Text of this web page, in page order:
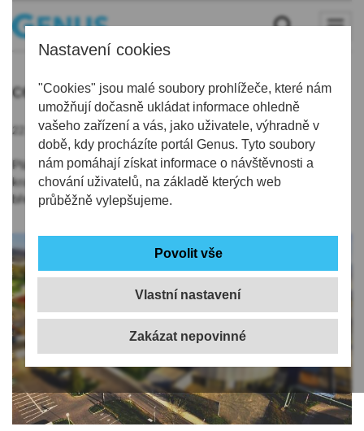
Nastavení cookies
"Cookies" jsou malé soubory prohlížeče, které nám
umožňují dočasně ukládat informace ohledně
vašeho zařízení a vás, jako uživatele, výhradně v
době, kdy procházíte portál Genus. Tyto soubory
nám pomáhají získat informace o návštěvnosti a
chování uživatelů, na základě kterých web
průběžně vylepšujeme.
Vlastní nastavení
centra
22.01.2021 | 15:15
Plánovaná velkokapacitní očkovací centra v únoru Liberecký
kraj neotevře, není na to dost vakcíny. Otevřít je plánuje v
březnu, možná až v dubnu.